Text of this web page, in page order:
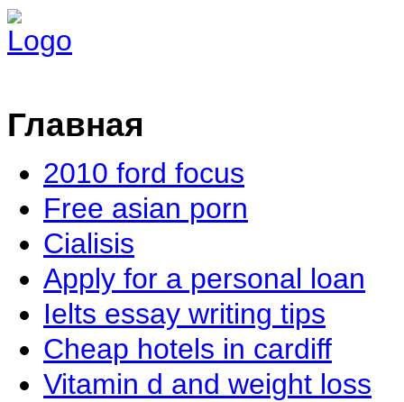
Главная
2010 ford focus
Free asian porn
Cialisis
Apply for a personal loan
Ielts essay writing tips
Cheap hotels in cardiff
Vitamin d and weight loss